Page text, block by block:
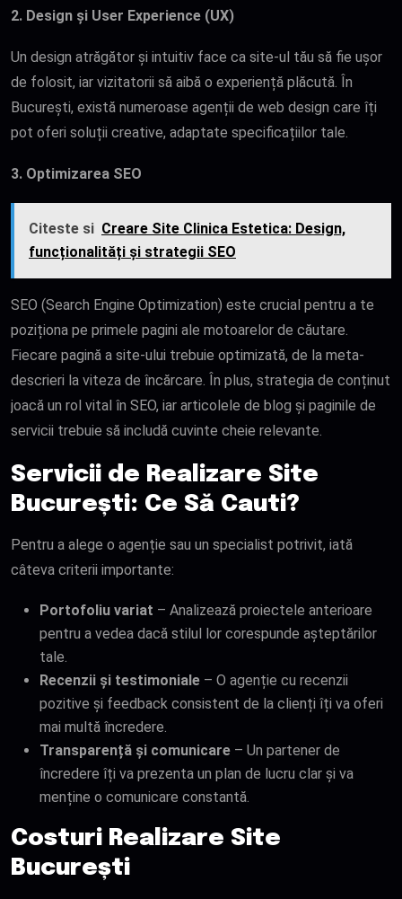
2. Design și User Experience (UX)
Un design atrăgător și intuitiv face ca site-ul tău să fie ușor
de folosit, iar vizitatorii să aibă o experiență plăcută. În
București, există numeroase agenții de web design care îți
pot oferi soluții creative, adaptate specificațiilor tale.
3. Optimizarea SEO
Citeste si Creare Site Clinica Estetica: Design,
funcționalități și strategii SEO
SEO (Search Engine Optimization) este crucial pentru a te
poziționa pe primele pagini ale motoarelor de căutare.
Fiecare pagină a site-ului trebuie optimizată, de la meta-
descrieri la viteza de încărcare. În plus, strategia de conținut
joacă un rol vital în SEO, iar articolele de blog și paginile de
servicii trebuie să includă cuvinte cheie relevante.
Servicii de Realizare Site
București: Ce Să Cauti?
Pentru a alege o agenție sau un specialist potrivit, iată
câteva criterii importante:
Portofoliu variat – Analizează proiectele anterioare
pentru a vedea dacă stilul lor corespunde așteptărilor
tale.
Recenzii și testimoniale – O agenție cu recenzii
pozitive și feedback consistent de la clienți îți va oferi
mai multă încredere.
Transparență și comunicare – Un partener de
încredere îți va prezenta un plan de lucru clar și va
menține o comunicare constantă.
Costuri Realizare Site
București